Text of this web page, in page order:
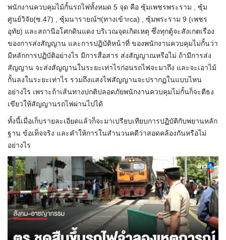
พนักงานควบคุมไม้กั้นรถไฟทั้งหมด 5 จุด คือ ซุ้มเพชรพระราม , ซุ้ม
ศูนย์วิจัย(ซ.47) , ซุ้มนารายณ์ฯ(ทางเข้าrca) , ซุ้มพระราม 9 (เพชร
อุทัย) และสถานีอโศกดินแดง บริเวณจุดเกิดเหตุ ซึ่งทุกตู้จะสังเกตเรื่อง
ของการส่งสัญญาน และการปฏิบัติหน้าที่ ของพนักงานควบคุมไม่กั้นว่า
มีหลักการปฏิบัติอย่างไร มีการสื่อสาร ส่งสัญญาณหรือไม่ ถ้ามีการส่ง
สัญญาน จะส่งสัญญานในระยะเท่าไรก่อนรถไฟจะมาถึง และจะเอาไม้
กั้นลงในระยะเท่าไร รวมถึงแสงไฟสัญญานจะปรากฏในแบบไหน
อย่างไร เพราะถ้าเส้นทางปกติปลอดภัยพนักงานควบคุมไม่กั้นก็จะตีธง
เขียวให้สัญญานรถไฟผ่านไปได้
ทั้งนี้เมื่อเก็บรายละเอียดแล้วก็จะมาเปรียบเทียบการปฏิบัติกับพยานหลัก
ฐาน ข้อเท็จจริง และคำให้การในสำนวนคดีว่าสอดคล้องกันหรือไม่
อย่างไร